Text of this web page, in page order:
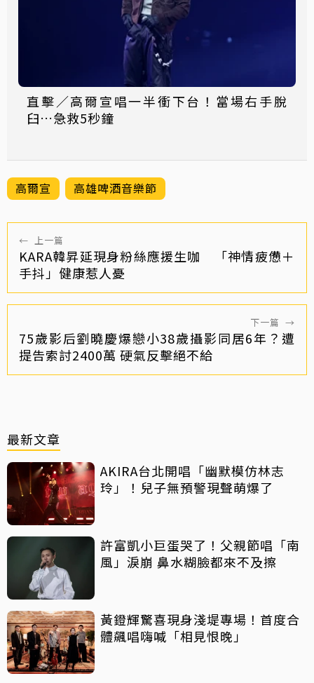
直擊／高爾宣唱一半衝下台！當場右手脫
臼…急救5秒鐘
高爾宣 高雄啤酒音樂節
← 上一篇
KARA韓昇延現身粉絲應援生咖 「神情疲憊＋
手抖」健康惹人憂
下一篇 →
75歲影后劉曉慶爆戀小38歲攝影同居6年？遭
提告索討2400萬 硬氣反擊絕不給
最新文章
AKIRA台北開唱「幽默模仿林志
玲」！兒子無預警現聲萌爆了
許富凱小巨蛋哭了！父親節唱「南
風」淚崩 鼻水糊臉都來不及擦
黃鐙輝驚喜現身淺堤專場！首度合
體飆唱嗨喊「相見恨晚」